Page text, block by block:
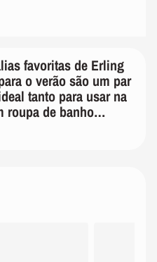
favoritas de Erling
o verão são um par
tanto para usar na
roupa de banho